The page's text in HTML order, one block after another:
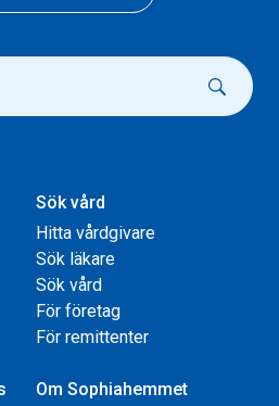
Sök vård
Hitta vårdgivare
Sök läkare
Sök vård
För företag
För remittenter
Om Sophiahemmet